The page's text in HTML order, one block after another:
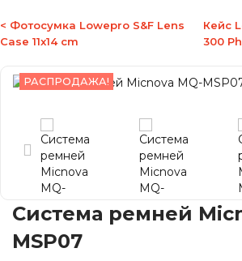
< Фотосумка Lowepro S&F Lens
Case 11x14 cm
Кейс
300
РАСПРОДАЖА!
Система ремней
MSP07